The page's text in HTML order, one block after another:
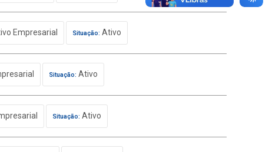
Empresarial Situação: Ativo
Situação: Ativo
Situação: Ativo